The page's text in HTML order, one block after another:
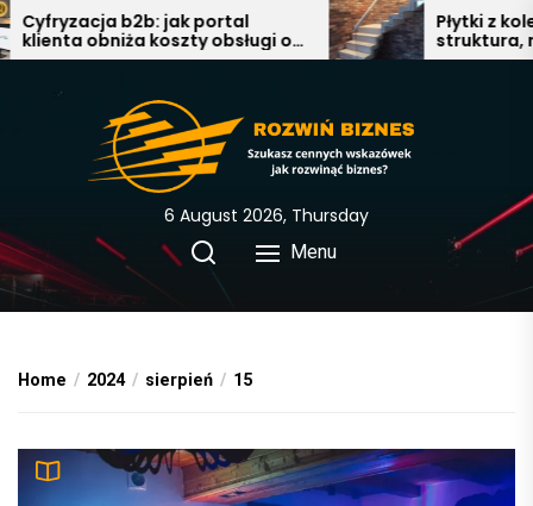
Skip
to
b2b: jak portal
obniża koszty obsługi o
Płytki z
struktura,
nowoczesna
6 August 2026, Thursday
Menu
Home 2024 sierpień 15